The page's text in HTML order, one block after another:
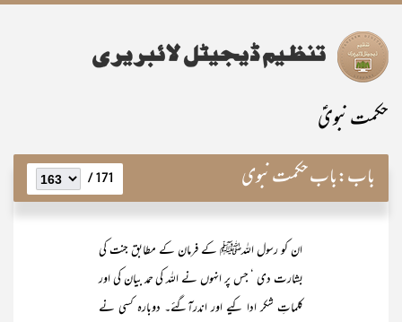
حکمت نبویؑ
باب:باب حکمت نبوی 171 /
ان کو رسول اللہﷺ کے فرمان کے مطابق جنت کی
بشارت دی ‘ جس پر انہوں نے اللہ کی حمد بیان کی اور
کلماتِ شکر ادا کیے اور اندرآگئے۔ دوبارہ کسی نے